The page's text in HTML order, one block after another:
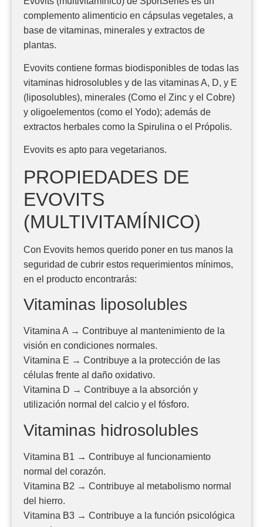
complemento alimenticio en cápsulas vegetales, a
base de vitaminas, minerales y extractos de
plantas.
Evovits contiene formas biodisponibles de todas las
vitaminas hidrosolubles y de las vitaminas A, D, y E
(liposolubles), minerales (Como el Zinc y el Cobre)
y oligoelementos (como el Yodo); además de
extractos herbales como la Spirulina o el Própolis.
Evovits es apto para vegetarianos.
PROPIEDADES DE
EVOVITS
(MULTIVITAMÍNICO)
Con Evovits hemos querido poner en tus manos la
seguridad de cubrir estos requerimientos mínimos,
en el producto encontrarás:
Vitaminas liposolubles
Vitamina A → Contribuye al mantenimiento de la
visión en condiciones normales.
Vitamina E → Contribuye a la protección de las
células frente al daño oxidativo.
Vitamina D → Contribuye a la absorción y
utilización normal del calcio y el fósforo.
Vitaminas hidrosolubles
Vitamina B1 → Contribuye al funcionamiento
normal del corazón.
Vitamina B2 → Contribuye al metabolismo normal
del hierro.
Vitamina B3 → Contribuye a la función psicológica